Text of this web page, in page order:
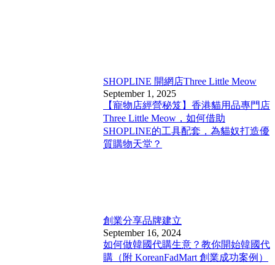
SHOPLINE 開網店Three Little Meow
September 1, 2025
【寵物店經營秘笈】香港貓用品專門店
Three Little Meow，如何借助
SHOPLINE的工具配套，為貓奴打造優
質購物天堂？
創業分享品牌建立
September 16, 2024
如何做韓國代購生意？教你開始韓國代
購（附 KoreanFadMart 創業成功案例）